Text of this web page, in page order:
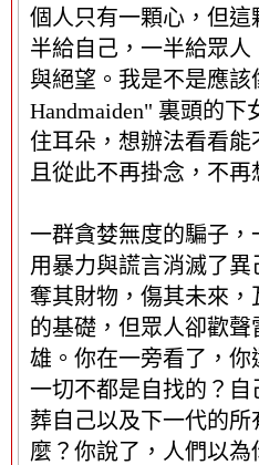
個人只有一顆心，但
半給自己，一半給眾
與絕望。我是不是應該
Handmaiden" 裏頭的
住耳朵，想辦法看看
且從此不再掛念，不再
一群貪婪無度的騙子，
用暴力與謊言消滅了異
奪其財物，傷其未來
的基礎，但眾人卻歡
雄。你在一旁看了，
一切不都是自找的？
葬自己以及下一代的
麼？你說了，人們以